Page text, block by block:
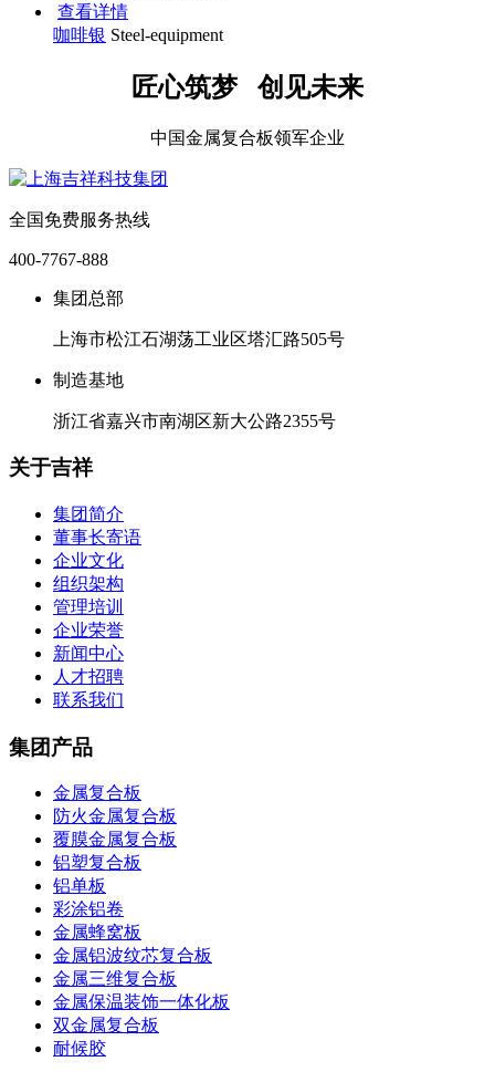
查看详情
咖啡银 Steel-equipment
匠心筑梦 创见未来
中国金属复合板领军企业
全国免费服务热线
400-7767-888
集团总部
上海市松江石湖荡工业区塔汇路505号
制造基地
浙江省嘉兴市南湖区新大公路2355号
关于吉祥
集团简介
董事长寄语
企业文化
组织架构
管理培训
企业荣誉
新闻中心
人才招聘
联系我们
集团产品
金属复合板
防火金属复合板
覆膜金属复合板
铝塑复合板
铝单板
彩涂铝卷
金属蜂窝板
金属铝波纹芯复合板
金属三维复合板
金属保温装饰一体化板
双金属复合板
耐候胶